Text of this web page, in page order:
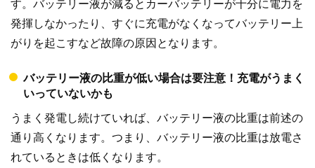
す。バッテリー液が減るとカーバッテリーが十分に電力を
発揮しなかったり、すぐに充電がなくなってバッテリー上
がりを起こすなど故障の原因となります。
バッテリー液の比重が低い場合は要注意！充電がうまく
いっていないかも
うまく発電し続けていれば、バッテリー液の比重は前述の
通り高くなります。つまり、バッテリー液の比重は放電さ
れているときは低くなります。